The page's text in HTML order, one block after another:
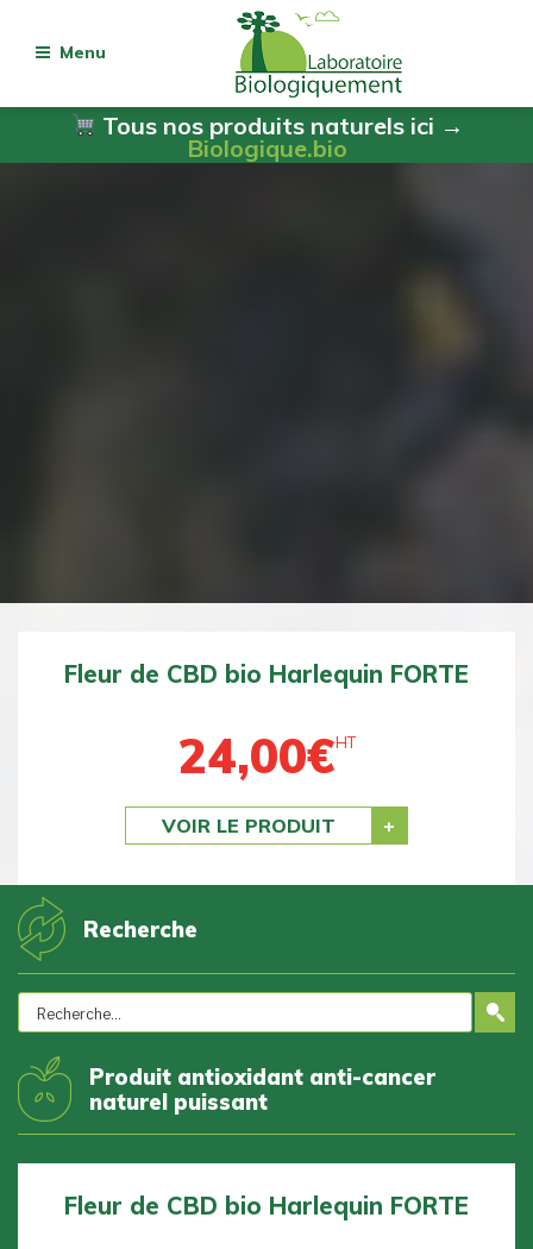
Tous nos produits naturels ici →
Biologique.bio
Menu
Fleur de CBD bio BZ1 DOUCE
24,00€HT
VOIR LE PRODUIT
Recherche
Produit antioxidant anti-cancer
naturel puissant
Fleur de CBD bio BZ1 DOUCE